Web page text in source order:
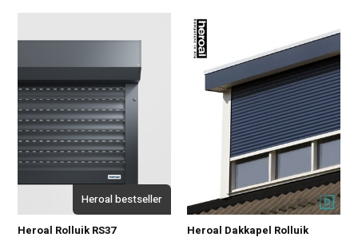
Heroal bestseller
Heroal Rolluik RS37
Heroal Dakkapel Rolluik